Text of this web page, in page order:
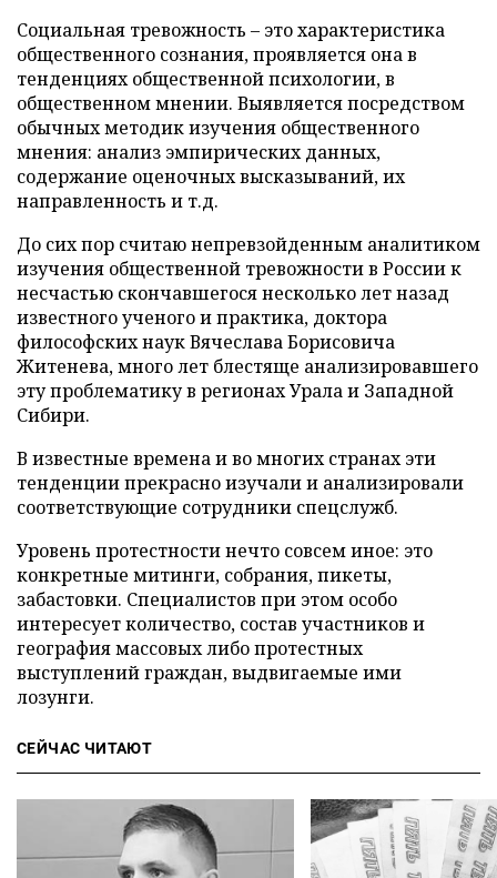
Социальная тревожность – это характеристика
общественного сознания, проявляется она в
тенденциях общественной психологии, в
общественном мнении. Выявляется посредством
обычных методик изучения общественного
мнения: анализ эмпирических данных,
содержание оценочных высказываний, их
направленность и т.д.
До сих пор считаю непревзойденным аналитиком
изучения общественной тревожности в России к
несчастью скончавшегося несколько лет назад
известного ученого и практика, доктора
философских наук Вячеслава Борисовича
Житенева, много лет блестяще анализировавшего
эту проблематику в регионах Урала и Западной
Сибири.
В известные времена и во многих странах эти
тенденции прекрасно изучали и анализировали
соответствующие сотрудники спецслужб.
Уровень протестности нечто совсем иное: это
конкретные митинги, собрания, пикеты,
забастовки. Специалистов при этом особо
интересует количество, состав участников и
география массовых либо протестных
выступлений граждан, выдвигаемые ими
лозунги.
СЕЙЧАС ЧИТАЮТ